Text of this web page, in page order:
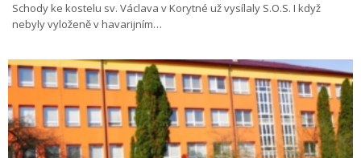
Schody ke kostelu sv. Václava v Korytné už vysílaly S.O.S. I když
nebyly vyloženě v havarijním…